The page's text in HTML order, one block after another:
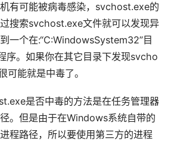
有可能被病毒感染，svchost.exe的
搜索svchost.exe文件就可以发现异
一个在:“C:WindowsSystem32”目
序。如果你在其它目录下发现svcho
可能就是中毒了。
是否中毒的方法是在任务管理器
。但是由于在Windows系统自带的
程路径，所以要使用第三方的进程